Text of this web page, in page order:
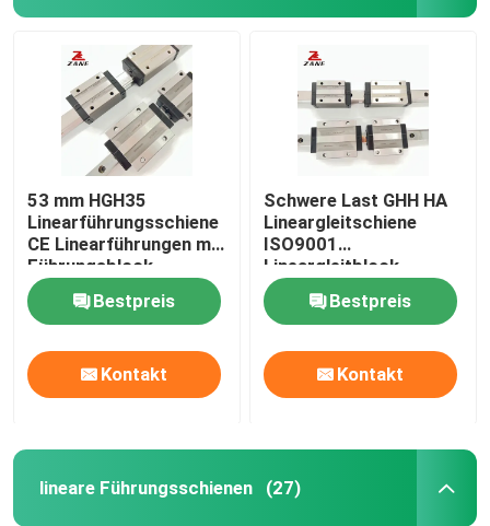
53 mm HGH35
Linearführungsschiene
CE Linearführungen mit
Führungsblock
Bestpreis
Kontakt
Schwere Last GHH HA
Lineargleitschiene
ISO9001
Lineargleitblock
Bestpreis
Kontakt
lineare Führungsschienen (27)